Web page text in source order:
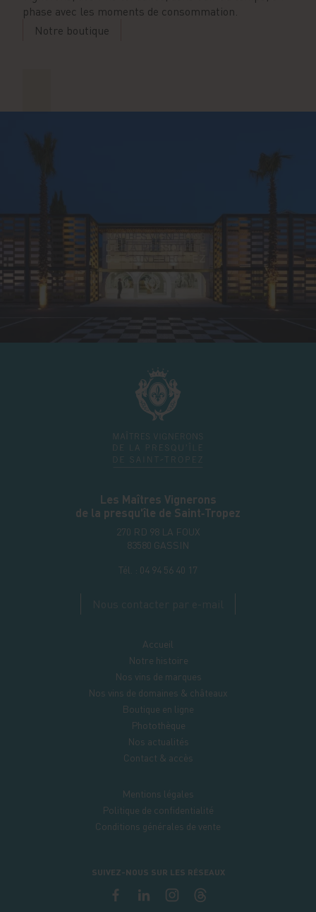
phase avec les moments de consommation.
Notre boutique
Les Maîtres Vignerons
de la presqu'île de Saint‑Tropez
270 RD 98 LA FOUX
83580 GASSIN
Tél. : 04 94 56 40 17
Accueil
Notre histoire
Nos vins de marques
Nos vins de domaines & châteaux
Boutique en ligne
Photothèque
Nos actualités
Contact & accès
Mentions légales
Politique de confidentialité
Conditions générales de vente
SUIVEZ-NOUS SUR LES RÉSEAUX